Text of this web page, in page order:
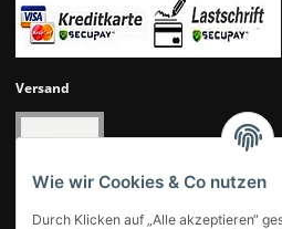
Wie wir Cookies & Co nutzen
Durch Klicken auf „Alle akzeptieren“
Versand